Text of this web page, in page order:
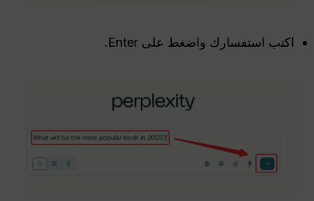
اكتب استفسارك واضغط على Enter.